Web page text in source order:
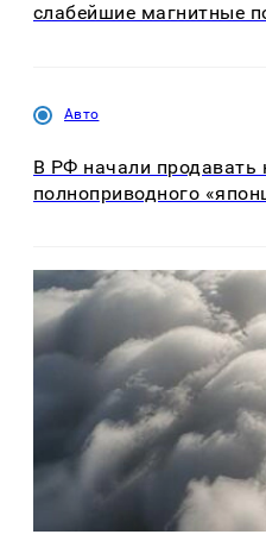
слабейшие магнитные
Авто
В РФ начали продавать
полноприводного